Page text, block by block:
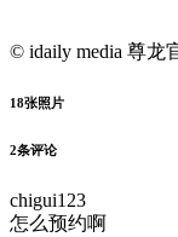
© idaily media 尊龙
18张照片
2条评论
chigui123
怎么预约啊